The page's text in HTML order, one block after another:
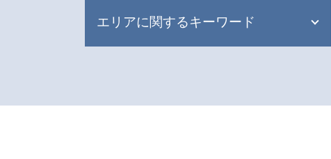
遺産 使い込み
エリアに関するキーワード